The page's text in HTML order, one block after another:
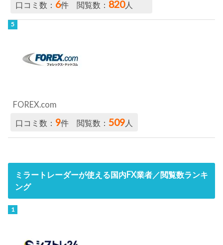
口コミ数： 6件 閲覧数： 820人
FOREX.com
口コミ数： 9件 閲覧数：509 人
ミラートレーダーが使える国内FX業者／閲覧数ランキ
ング